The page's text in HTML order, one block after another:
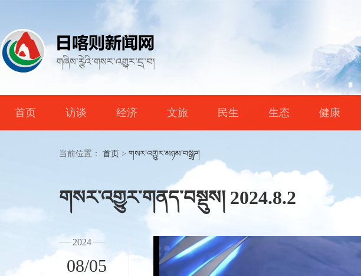
首页 访谈 经济 文旅 民生 生态 健康
当前位置： 首页 > གསར་འགྱུར་མཉམ་བསྒྲཌ།
གསར་འགྱུར་གནད་བསྡུས། 2024.8.2
2024
08/05